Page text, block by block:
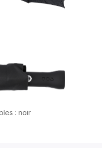
: noir